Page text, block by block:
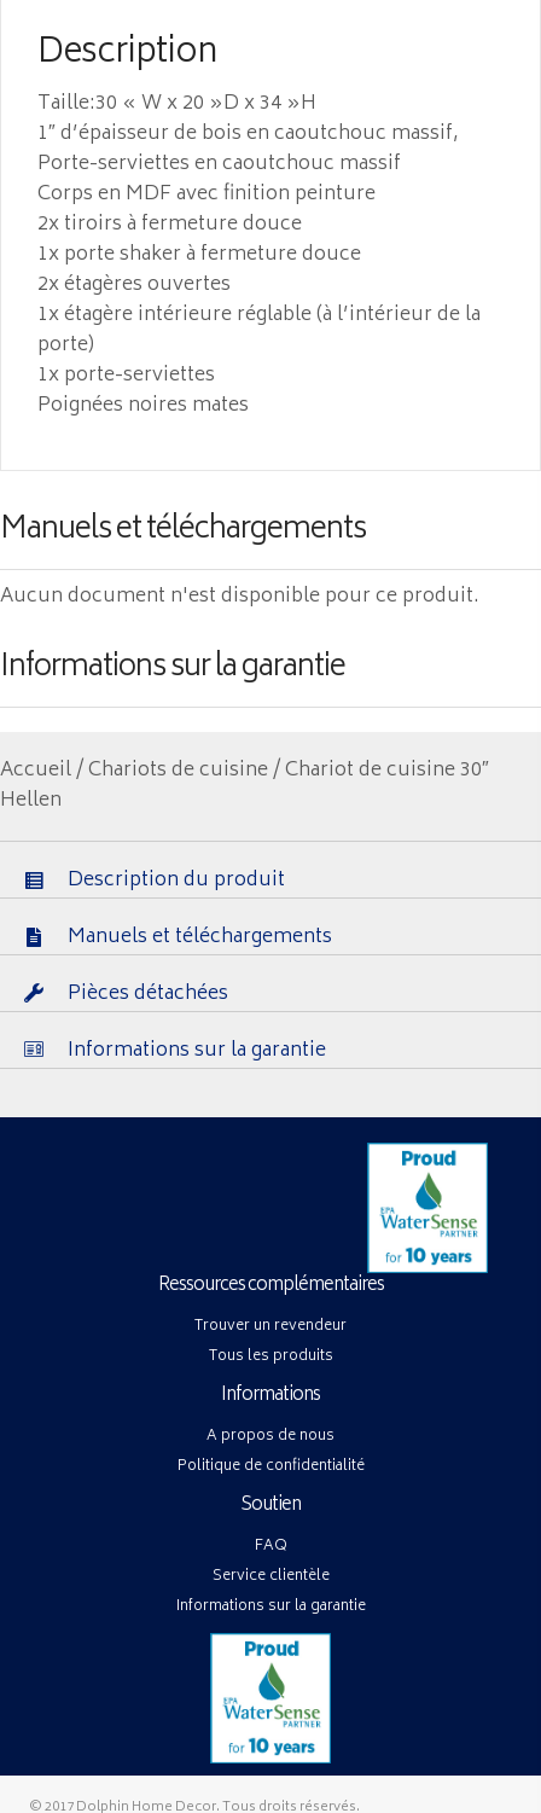
Description
Taille:30 « W x 20 »D x 34 »H
1″ d’épaisseur de bois en caoutchouc massif,
Porte-serviettes en caoutchouc massif
Corps en MDF avec finition peinture
2x tiroirs à fermeture douce
1x porte shaker à fermeture douce
2x étagères ouvertes
1x étagère intérieure réglable (à l’intérieur de la
porte)
1x porte-serviettes
Poignées noires mates
Manuels et téléchargements
Aucun document n'est disponible pour ce produit.
Informations sur la garantie
Accueil/Chariots de cuisine/ Chariot de cuisine 30″
Hellen
Description du produit
Manuels et téléchargements
Pièces détachées
Informations sur la garantie
Ressources complémentaires
Trouver un revendeur
Tous les produits
Informations
A propos de nous
Politique de confidentialité
Soutien
FAQ
Service clientèle
Informations sur la garantie
© 2017 Dolphin Home Decor. Tous droits réservés.